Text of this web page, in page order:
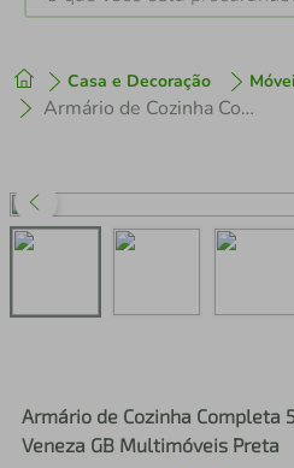
Casa e Decoração
Armário de Cozinha Completa 5 peças MP3708 Veneza GB Multimóveis Preta
Armário de Cozinha Completa
Veneza GB Multimóveis Preta
1º tenis
perfume